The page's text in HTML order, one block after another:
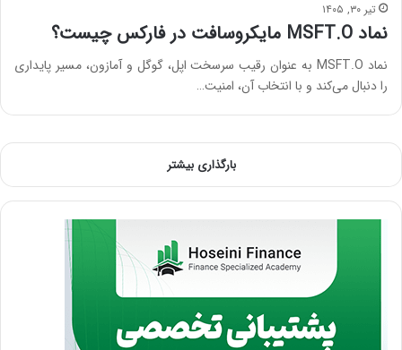
تیر ۳۰, ۱۴۰۵
نماد MSFT.O مایکروسافت در فارکس چیست؟
نماد MSFT.O به عنوان رقیب سرسخت اپل، گوگل و آمازون، مسیر پایداری
را دنبال می‌کند و با انتخاب آن، امنیت…
بارگذاری بیشتر